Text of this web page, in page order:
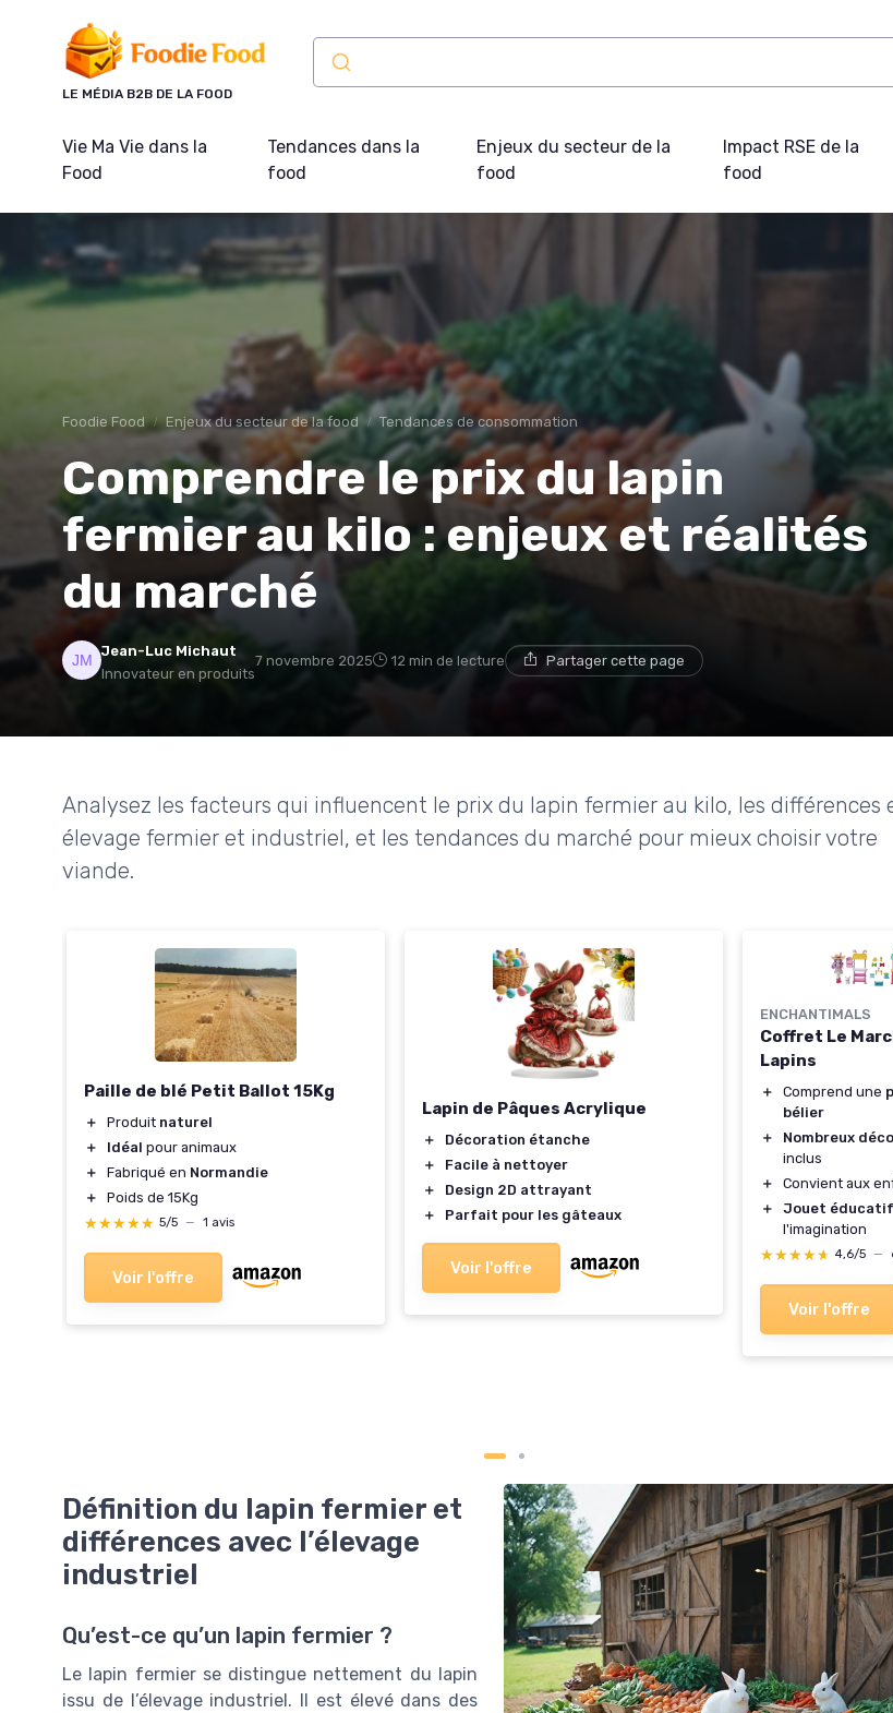
LE MÉDIA B2B DE LA FOOD
Vie Ma Vie dans la
Food
Tendances dans la
food
Enjeux du secteur de la
food
Impact RSE de la
food
Foodie Food Enjeux du secteur de la food Tendances de consommation
Comprendre le prix du lapin
fermier au kilo : enjeux et réalités
du marché
Jean-Luc Michaut
Innovateur en produits
7 novembre 2025 12 min de lecture Partager cette page
Analysez les facteurs qui influencent le prix du lapin fermier au kilo, les différences
élevage fermier et industriel, et les tendances du marché pour mieux choisir votre
viande.
Paille de blé Petit Ballot 15Kg
＋ Produit naturel
＋
Idéal pour animaux
＋
Fabriqué en Normandie
＋
Poids de 15Kg
★★★★★
★★★★★ 5/5 — 1 avis
Voir l'offre
Lapin de Pâques Acrylique
＋
Décoration étanche
＋
Facile à nettoyer
＋
Design 2D attrayant
＋
Parfait pour les gâteaux
Voir l'offre
ENCHANTIMALS
Coffret Le
Lapins
＋ Comprend une
bélier
＋
Nombreux
inclus
＋
Convient aux
＋
Jouet éducatif
l'imagination
★★★★★
★★★★★ 4,6/5 —
Voir l'offre
Définition du lapin fermier et
différences avec l’élevage
industriel
Qu’est-ce qu’un lapin fermier ?
Le lapin fermier se distingue nettement du lapin
issu de l’élevage industriel. Il est élevé dans des